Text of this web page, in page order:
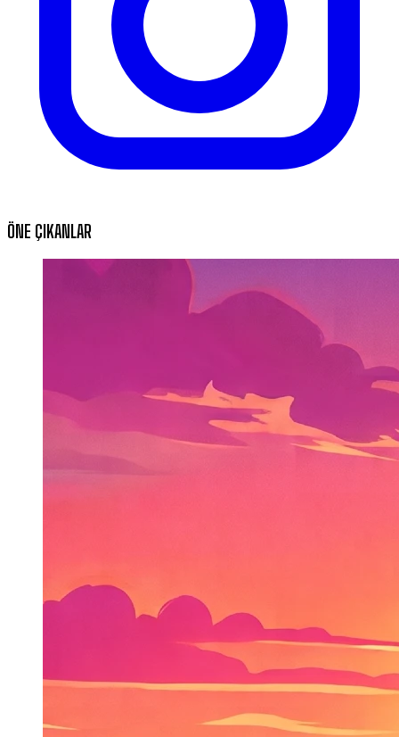
ÖNE ÇIKANLAR